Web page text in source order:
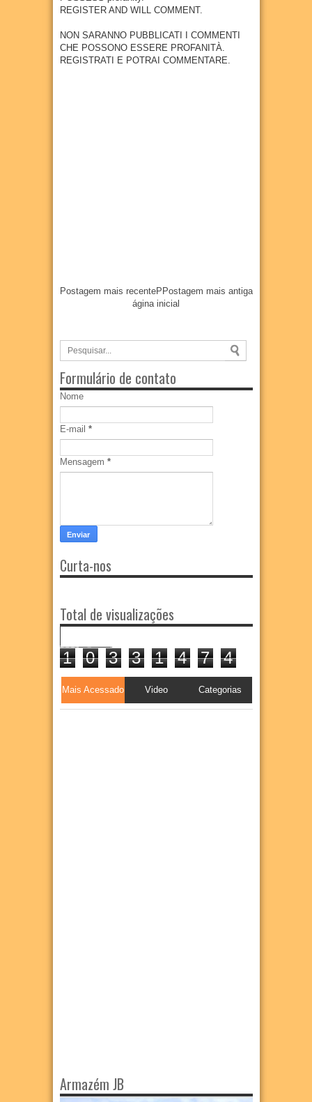
27 Jul 2026
metal
úrgica
previs
ão de
300
REGISTER AND WILL COMMENT.
NON SARANNO PUBBLICATI I COMMENTI
CHE POSSONO ESSERE PROFANITÀ.
REGISTRATI E POTRAI COMMENTARE.
Postagem mais recente Postagem mais antiga
P
ágina inicial
Formulário de contato
Nome
E-mail *
Mensagem *
Curta-nos
Total de visualizações
1 0 3 3 1 4 7 4
Mais Acessado Video Categorias
Armazém JB